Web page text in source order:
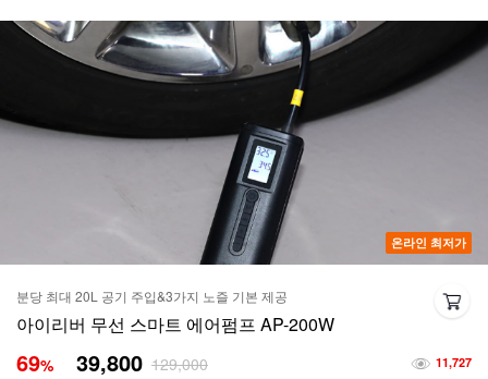
온라인 최저가
분당 최대 20L 공기 주입&3가지 노즐 기본 제공
아이리버 무선 스마트 에어펌프 AP-200W
11,727
69% 39,800 129,000